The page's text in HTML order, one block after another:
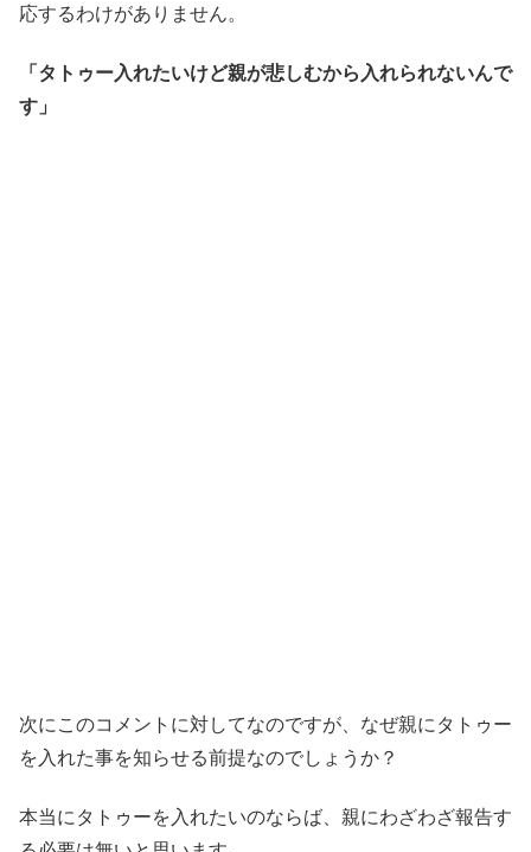
応するわけがありません。
「タトゥー入れたいけど親が悲しむから入れられないんで
す」
次にこのコメントに対してなのですが、なぜ親にタトゥー
を入れた事を知らせる前提なのでしょうか？
本当にタトゥーを入れたいのならば、親にわざわざ報告す